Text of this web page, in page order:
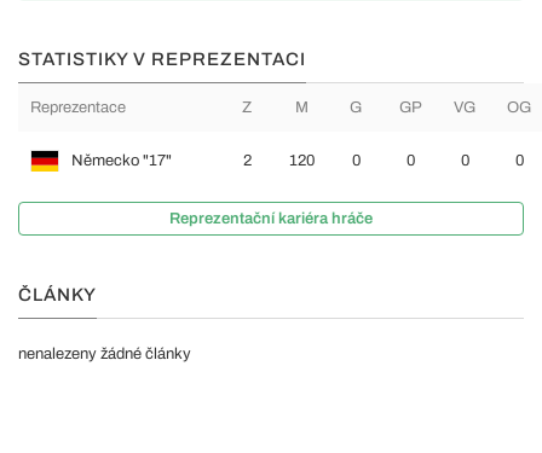
STATISTIKY V REPREZENTACI
Reprezentace Z M G GP VG OG
Německo "17" 2 120 0 0 0 0
Reprezentační kariéra hráče
ČLÁNKY
nenalezeny žádné články